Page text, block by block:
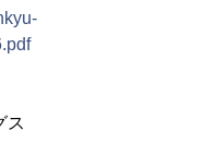
ス